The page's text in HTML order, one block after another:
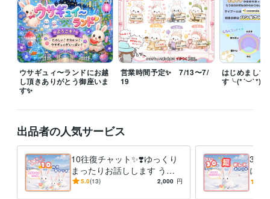
笑顔をたくさん生み出す為にわたしは何度だって！
世の不条理に立ち向かいます！
Why don’t you’re best?
何故ベストを尽くさないのか？
i believe in dreams
私は夢を信じる！
〜毎日待機中〜
経験職種
ウサギュィ〜ランドにお越
し頂きありがとう御座いま
す✨
営業時間予定✨ 7/13〜7/
19
はじめまして
す╰(*´︶`*)╯
出品者の人気サービス
10往復チャット✨❣️ゆっくり
まったりお話しします うさ
ぎとチャット✨話し相手/雑
5.0(13) 2,000 円
30分
に向
レス